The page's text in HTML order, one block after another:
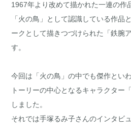
1967年より改めて描かれた一連の作
「火の鳥」として認識している作品
ークとして描きつづけられた「鉄腕
す。
今回は「火の鳥」の中でも傑作とい
トーリーの中心となるキャラクター
しました。
それでは手塚るみ子さんのインタビ